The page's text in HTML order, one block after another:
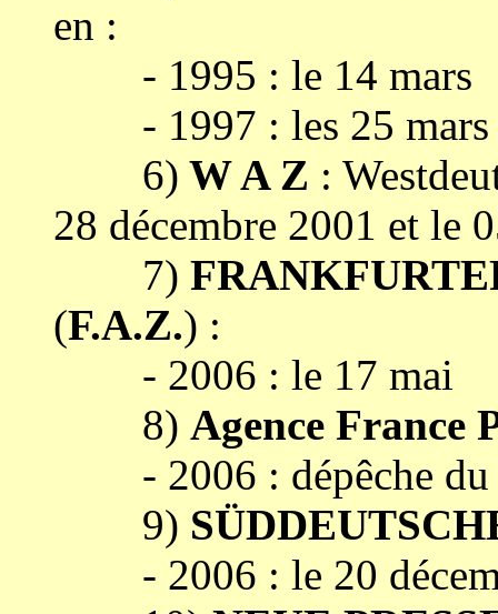
en :
- 1995 : le 14 mars
- 1997 : les 25 mars
6) W A Z :
28 décembre 2001 et le
7)
(F.A.Z.) :
- 2006 : le 17 mai
8) Agence France
- 2006 : dépêche du
9)
- 2006 : le 20